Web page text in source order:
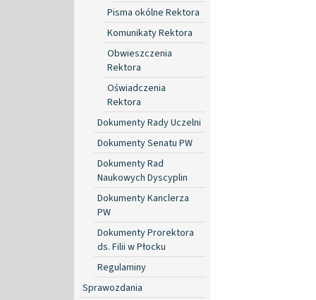
Pisma okólne Rektora
Komunikaty Rektora
Obwieszczenia
Rektora
Oświadczenia
Rektora
Dokumenty Rady Uczelni
Dokumenty Senatu PW
Dokumenty Rad
Naukowych Dyscyplin
Dokumenty Kanclerza
PW
Dokumenty Prorektora
ds. Filii w Płocku
Regulaminy
Sprawozdania